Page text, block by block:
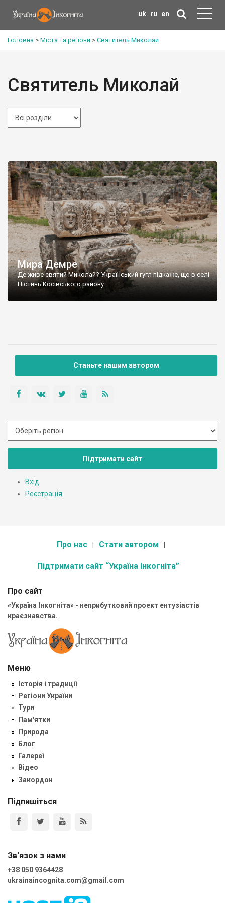
uk ru en
Головна > Міста та регіони > Святитель Миколай
Святитель Миколай
Мира Демре
Де живе святий Миколай? Український гугл підкаже, що в селі
Пістинь Косівського району.
Станьте нашим автором
Підтримати сайт
Вхід
Реєстрація
Про нас Стати автором
Підтримати сайт “Україна Інкогніта”
Про сайт
«Україна Інкогніта» - неприбутковий проект ентузіастів
краєзнавства.
Меню
Історія і традиції
Регіони України
Тури
Пам'ятки
Природа
Блог
Галереї
Відео
Закордон
Підпишіться
Зв'язок з нами
+38 050 9364428
ukrainaincognita.com@gmail.com